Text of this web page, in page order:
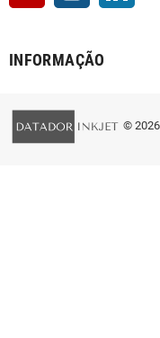
INFORMAÇÃO
©